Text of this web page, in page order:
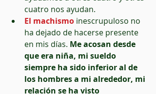
cuatro nos ayudan.
El machismo inescrupuloso no
ha dejado de hacerse presente
en mis días. Me acosan desde
que era niña, mi sueldo
siempre ha sido inferior al de
los hombres a mi alrededor, mi
relación se ha visto